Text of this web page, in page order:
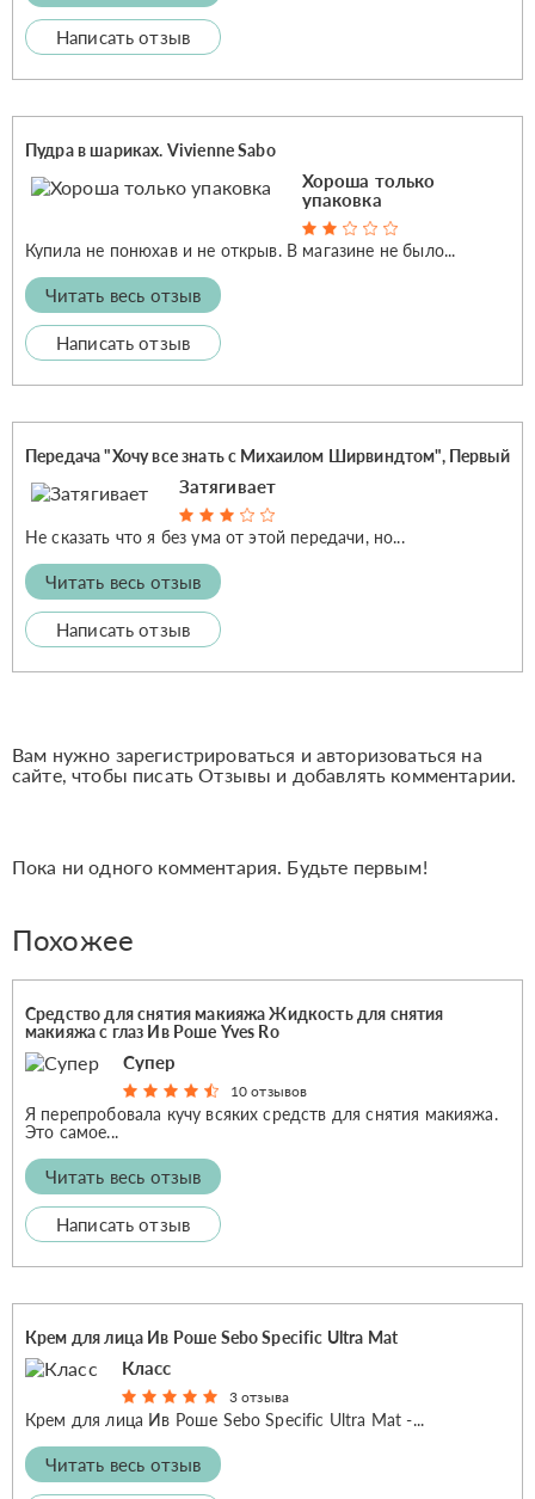
Написать отзыв
Пудра в шариках. Vivienne Sabo
Хороша только
упаковка
Купила не понюхав и не открыв. В магазине не было...
Читать весь отзыв
Написать отзыв
Передача "Хочу все знать с Михаилом Ширвиндтом", Первый
Затягивает
Не сказать что я без ума от этой передачи, но...
Читать весь отзыв
Написать отзыв
Вам нужно зарегистрироваться и авторизоваться на
сайте, чтобы писать Отзывы и добавлять комментарии.
Пока ни одного комментария. Будьте первым!
Похожее
Средство для снятия макияжа Жидкость для снятия
макияжа с глаз Ив Роше Yves Ro
Супер
10 отзывов
Я перепробовала кучу всяких средств для снятия макияжа.
Это самое...
Читать весь отзыв
Написать отзыв
Крем для лица Ив Роше Sebo Specific Ultra Mat
Класс
3 отзыва
Крем для лица Ив Роше Sebo Specific Ultra Mat -...
Читать весь отзыв